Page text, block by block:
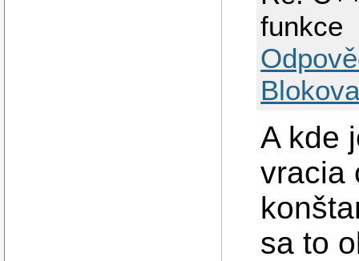
funkce
A kde
vracia
sa to